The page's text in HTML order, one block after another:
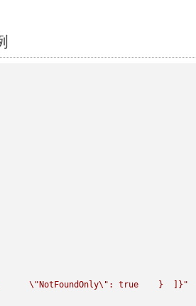
\" NotFoundOnly\" : true    }  ]}"